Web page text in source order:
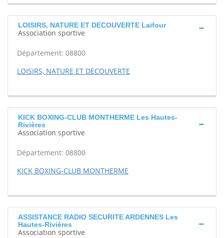
LOISIRS, NATURE ET DECOUVERTE Laifour
Association sportive
Département: 08800
LOISIRS, NATURE ET DECOUVERTE
KICK BOXING-CLUB MONTHERME Les Hautes-
Rivières
Association sportive
Département: 08800
KICK BOXING-CLUB MONTHERME
ASSISTANCE RADIO SECURITE ARDENNES Les
Hautes-Rivières
Association sportive